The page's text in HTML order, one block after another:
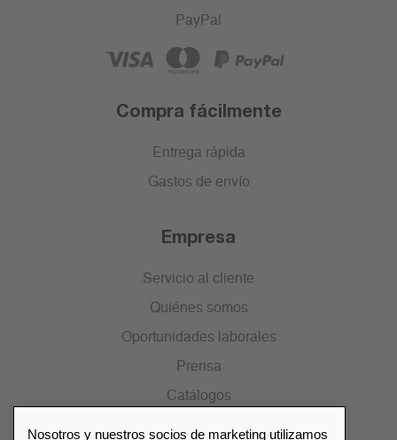
PayPal
Compra fácilmente
Entrega rápida
Gastos de envío
Empresa
Servicio al cliente
Quiénes somos
Oportunidades laborales
Prensa
Catálogos
Nosotros y nuestros socios de marketing utilizamos